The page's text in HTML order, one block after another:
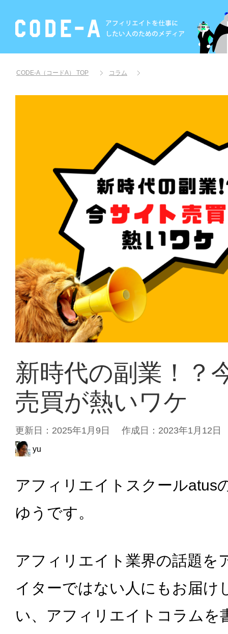
CODE-A（コードA） TOP コラム
新時代の副業！？
売買が熱いワケ
更新日： 2025年1月9日 作成日：2023年1月12日
yu
アフィリエイトスクールatus
ゆうです。
アフィリエイト業界の話題を
イターではない人にもお届け
い、アフィリエイトコラムを